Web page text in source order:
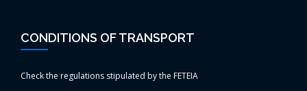
CONDITIONS OF TRANSPORT
Check the regulations stipulated by the FETEIA